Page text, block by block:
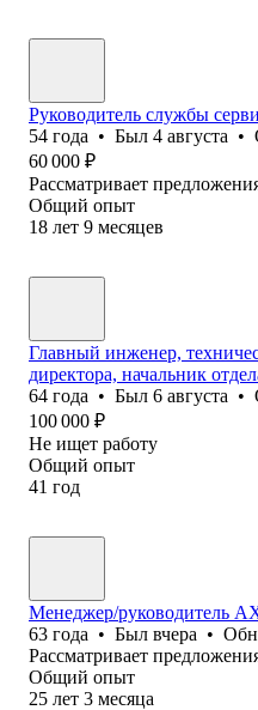
Руководитель службы
54 года • Был 4 августа •
60 000 ₽
Рассматривает
Общий опыт
18 лет 9 месяцев
Главный инженер,
директора, начальник
64 года • Был 6 августа •
100 000 ₽
Не ищет работу
Общий опыт
41 год
Менеджер/руководитель
63 года • Был вчера •
Рассматривает
Общий опыт
25 лет 3 месяца